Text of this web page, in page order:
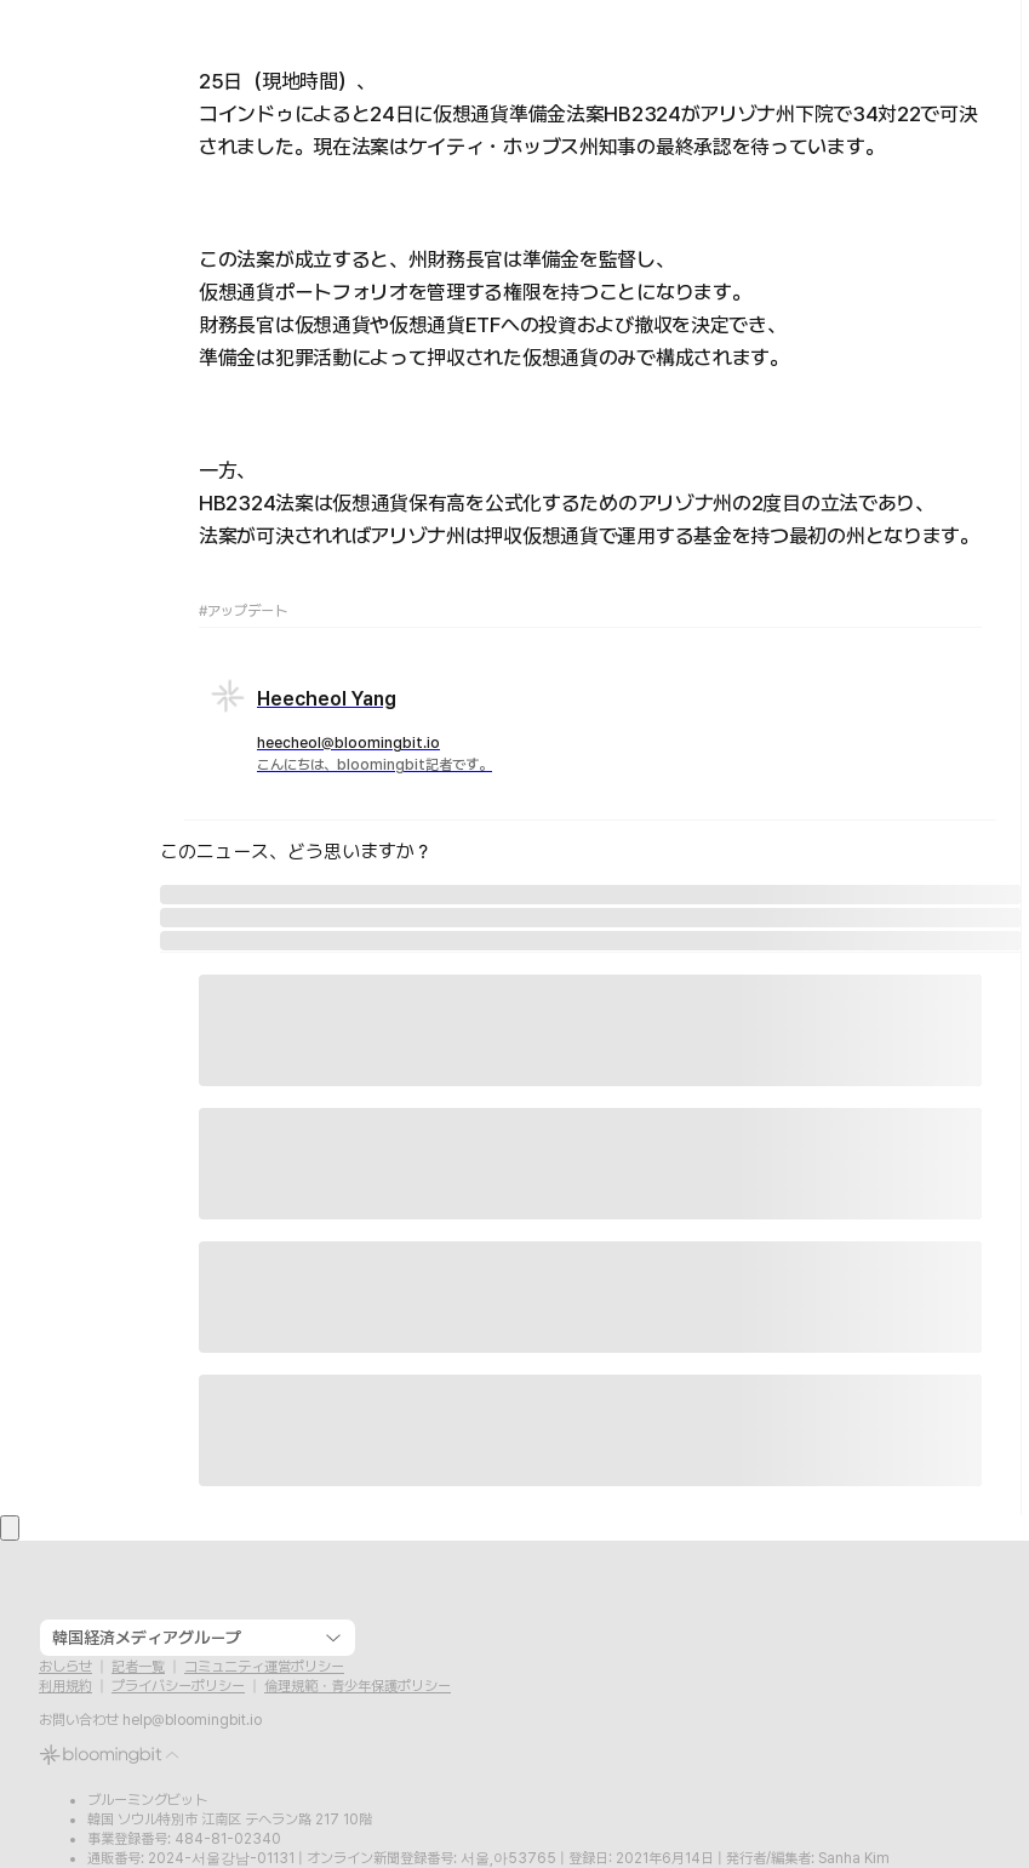
25日（現地時間）、
コインドゥによると24日に仮想通貨準備金法案HB2324がアリゾナ州下院で34対22で可決
されました。現在法案はケイティ・ホッブス州知事の最終承認を待っています。
この法案が成立すると、州財務長官は準備金を監督し、
仮想通貨ポートフォリオを管理する権限を持つことになります。
財務長官は仮想通貨や仮想通貨ETFへの投資および撤収を決定でき、
準備金は犯罪活動によって押収された仮想通貨のみで構成されます。
一方、
HB2324法案は仮想通貨保有高を公式化するためのアリゾナ州の2度目の立法であり、
法案が可決されればアリゾナ州は押収仮想通貨で運用する基金を持つ最初の州となります。
#アップデート
Heecheol Yang
heecheol@bloomingbit.io
こんにちは、bloomingbit記者です。
このニュース、どう思いますか？
韓国経済メディアグループ
おしらせ 記者一覧
コミュニティ運営ポリシー
利用規約
プライバシーポリシー
倫理規範・青少年保護ポリシー
お問い合わせ help@bloomingbit.io
ブルーミングビット
韓国 ソウル特別市 江南区 テヘラン路 217 10階
事業登録番号: 484-81-02340
通販番号: 2024-서울강남-01131
オンライン新聞登録番号: 서울,아53765 登録日: 2021年6月14日 発行者/編集者: Sanha Kim